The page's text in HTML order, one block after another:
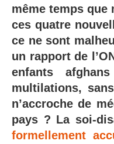
même temps
ces quatre
ce ne sont
un rapport de
enfants
multilations,
n’accroche de
pays ? La soi-
formellement